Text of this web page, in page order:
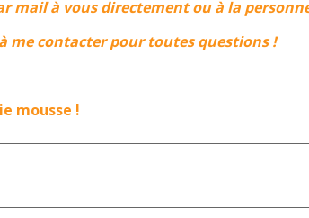
mail à vous directement ou à la
me contacter pour toutes questions !
mousse !